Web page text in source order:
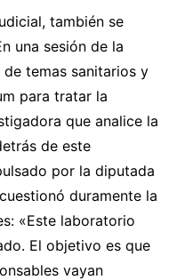
también se
una sesión de la
temas sanitarios y
para tratar la
que analice la
de este
por la diputada
duramente la
«Este laboratorio
El objetivo es que
vayan